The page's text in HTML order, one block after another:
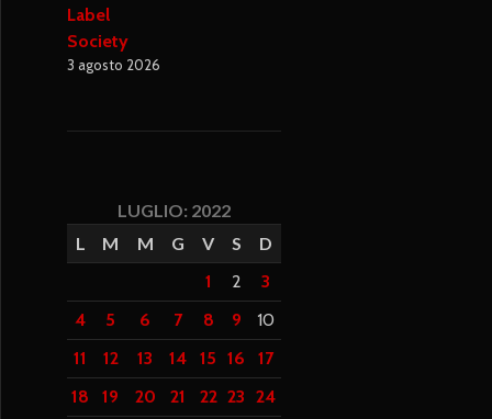
Label
Society
3 agosto 2026
LUGLIO: 2022
L
M M G V S
D
1
2
3
4
5 6 7 8 9
10
11
12 13 14 15 16
17
18
19 20 21 22 23 24